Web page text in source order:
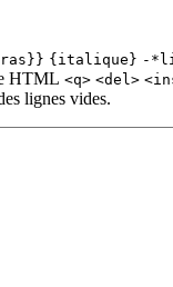
{italique} -
HTML <q> <del>
lignes vides.